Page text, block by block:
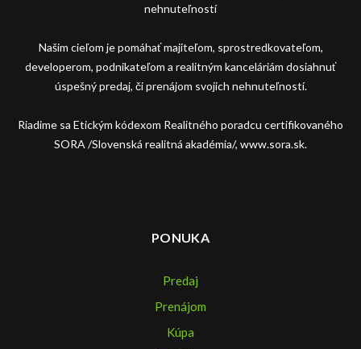
nehnuteľností
Našim cieľom je pomáhať majiteľom, sprostredkovateľom,
developerom, podnikateľom a realitným kanceláriám dosiahnuť
úspešný predaj, či prenájom svojich nehnuteľností.
Riadime sa Etickým kódexom Realitného poradcu certifikovaného
SORA /Slovenská realitná akadémia/, www.sora.sk.
PONUKA
Predaj
Prenájom
Kúpa